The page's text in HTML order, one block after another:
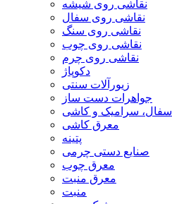
نقاشی روی شیشه
نقاشی روی سفال
نقاشی روی سنگ
نقاشی روی چوب
نقاشی روی چرم
دکوپاژ
زیورآلات سنتی
جواهرات دست ساز
سفال، سرامیک و کاشی
معرق کاشی
پتینه
صنایع دستی چرمی
معرق چوب
معرق منبت
منبت